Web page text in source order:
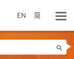
EN 简
搜尋